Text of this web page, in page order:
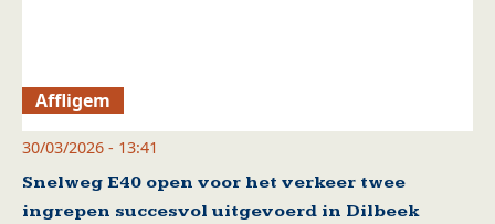
Affligem
30/03/2026 - 13:41
Snelweg E40 open voor het verkeer twee
ingrepen succesvol uitgevoerd in Dilbeek